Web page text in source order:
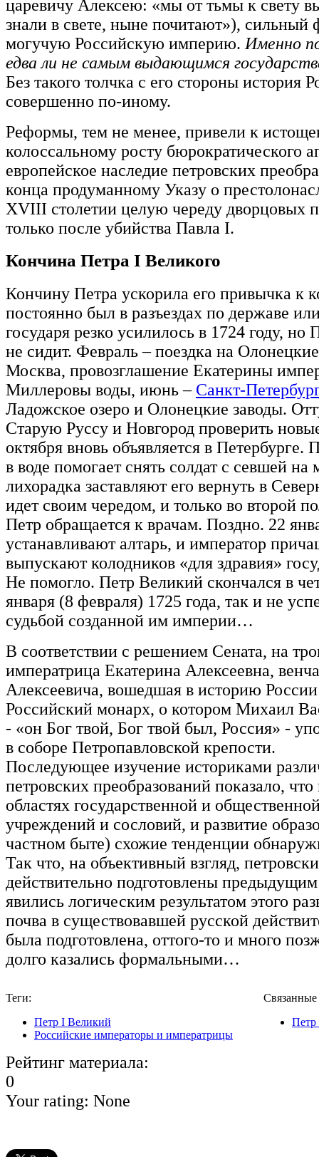
царевичу Алексею: «мы от тьмы к свету
знали в свете, ныне почитают»), сильный
могучую Российскую империю. Именно
едва ли не самым выдающимся
Без такого толчка с его стороны история
совершенно по-иному.
Реформы, тем не менее, привели к
колоссальному росту бюрократического
европейское наследие петровских
конца продуманному Указу о
XVIII столетии целую череду дворцовых
только после убийства Павла I.
Кончина Петра I Великого
Кончину Петра ускорила его привычка к
постоянно был в разъездах по державе
государя резко усилилось в 1724 году,
не сидит. Февраль – поездка на
Москва, провозглашение Екатерины
Миллеровы воды, июнь – Санкт-Петербург
Ладожское озеро и Олонецкие заводы.
Старую Руссу и Новгород проверить
октября вновь объявляется в
в воде помогает снять солдат с севшей
лихорадка заставляют его вернуть в
идет своим чередом, и только во второй
Петр обращается к врачам. Поздно. 22
устанавливают алтарь, и император
выпускают колодников «для здравия»
Не помогло. Петр Великий скончался в
января (8 февраля) 1725 года, так и не
судьбой созданной им империи…
В соответствии с решением Сената, на
императрица Екатерина Алексеевна,
Алексеевича, вошедшая в историю
Российский монарх, о котором Михаил
- «он Бог твой, Бог твой был, Россия» -
в соборе Петропавловской крепости.
Последующее изучение историками
петровских преобразований показало,
областях государственной и
учреждений и сословий, и развитие
частном быте) схожие тенденции
Так что, на объективный взгляд,
действительно подготовлены
явились логическим результатом этого
почва в существовавшей русской
была подготовлена, оттого-то и много
долго казались формальными…
Теги:
Петр I Великий
Российские императоры и императрицы
Петр
Рейтинг материала:
0
Your rating: None